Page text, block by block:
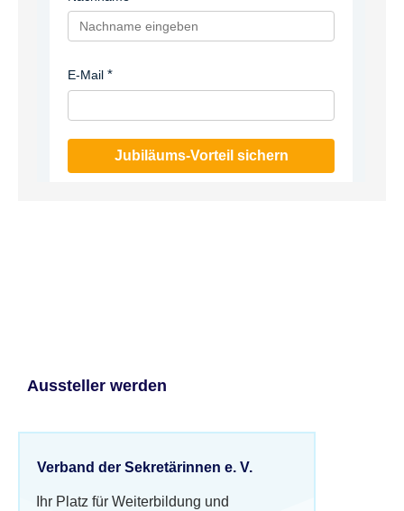
E-Mail
Jubiläums-Vorteil sichern
Aussteller werden
Verband der Sekretärinnen e. V.
Ihr Platz für Weiterbildung und